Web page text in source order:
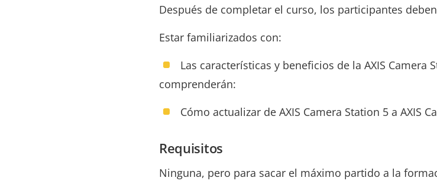
Después de completar el curso, los participantes
Estar familiarizados con:
Las características y beneficios de la AXIS Camera
comprenderán:
Cómo actualizar de AXIS Camera Station 5 a AXIS
Requisitos
Ninguna, pero para sacar el máximo partido a la